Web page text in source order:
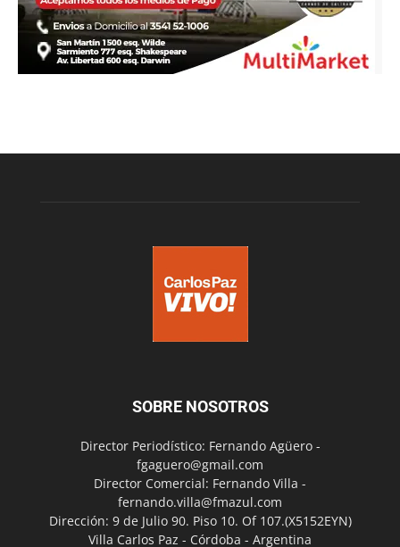
SOBRE NOSOTROS
Director Periodístico: Fernando Agüero -
fgaguero@gmail.com
Director Comercial: Fernando Villa -
fernando.villa@fmazul.com
Dirección: 9 de Julio 90. Piso 10. Of 107.(X5152EYN)
Villa Carlos Paz - Córdoba - Argentina